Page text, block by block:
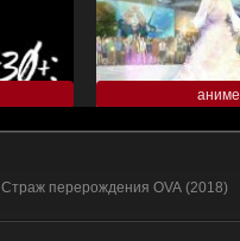
аниме
» Страж перерождения OVA (2018)